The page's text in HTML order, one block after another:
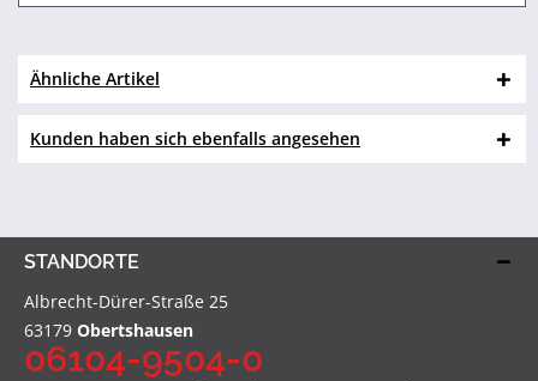
Ähnliche Artikel
Kunden haben sich ebenfalls angesehen
STANDORTE
Albrecht-Dürer-Straße 25
63179 Obertshausen
06104-9504-0